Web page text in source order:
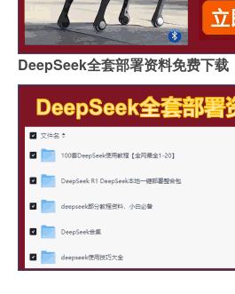
DeepSeek全套部署资料免费下载